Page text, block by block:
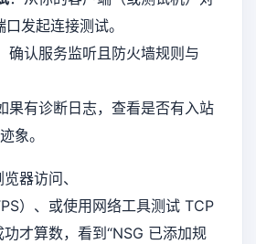
发起连接测试。
确认服务监听且防火墙规则与
果有诊断日志，查看是否有入站
象。
器访问、
）、或使用网络工具测试 TCP
才算数，看到“NSG 已添加规